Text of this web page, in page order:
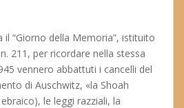
il “Giorno della Memoria”, istituito
211, per ricordare nella stessa
vennero abbattuti i cancelli del
di Auschwitz, «la Shoah
le leggi razziali, la